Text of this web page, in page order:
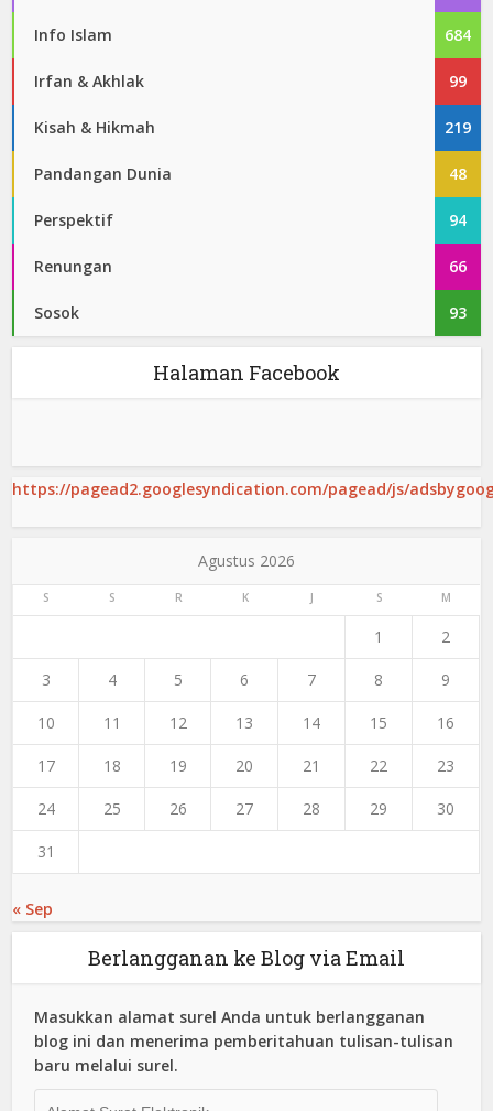
Info Islam 684
Irfan & Akhlak 99
Kisah & Hikmah 219
Pandangan Dunia 48
Perspektif 94
Renungan 66
Sosok 93
Halaman Facebook
https://pagead2.googlesyndication.com/pagead/js/
Agustus 2026
S S R K J S M
1 2
3 4 5 6 7 8 9
10 11 12 13 14 15 16
17 18 19 20 21 22 23
24 25 26 27 28 29 30
31
« Sep
Berlangganan ke Blog via Email
Masukkan alamat surel Anda untuk berlangganan
blog ini dan menerima pemberitahuan tulisan-tulisan
baru melalui surel.